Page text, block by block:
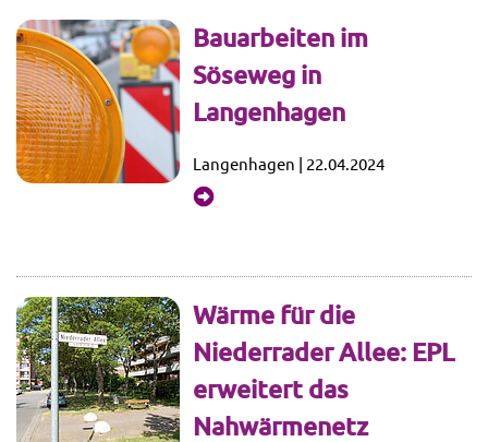
Bauarbeiten im
Söseweg in
Langenhagen
Langenhagen | 22.04.2024
Wärme für die
Niederrader Allee: EPL
erweitert das
Nahwärmenetz